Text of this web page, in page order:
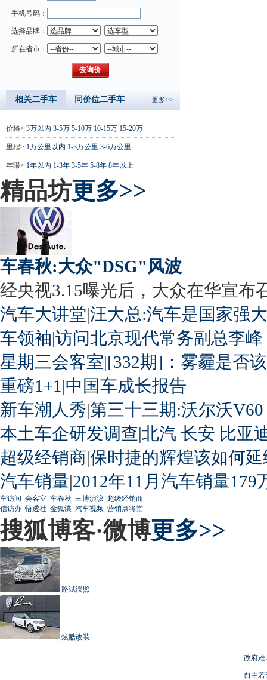
手机号码：
选择品牌：
所在省市：
相关二手车 同价位二手车 更多>>
价格> 3万以内 3-5万 5-10万 10-15万 15-20万
里程> 1万公里以内 1-3万公里 3-6万公里
年限> 1年以内 1-3年 3-5年 5-8年 8年以上
精品坊更多>>
车春秋:大众"DSG"风波
经央视3.15曝光后，大众在华宣布
汽车大讲堂|汪大总:汽车是国家强
车领袖|访问北京现代常务副总李峰
星期三会客室|[332期]：雾霾是否
重磅1+1 |中国车成长报告
新车潮人秀|第三十三期:沃尔沃
本土车企研发调查|北汽 长安 比亚
超级经销商|保时捷的辉煌该如何延
汽车销量|2012年11月汽车销量179
车访间 会客室 车春秋 三博演议 超级经销商
信访办 悟透社 金狐谍 汽车视频 营销点将堂
搜狐博客·微博更多>>
路试谍照
炫酷改装
政府难
自主